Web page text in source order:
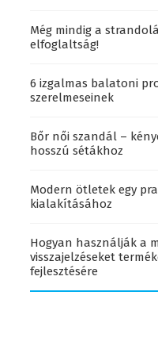
Még mindig a
elfoglaltság!
6 izgalmas balatoni
szerelmeseinek
Bőr női szandál –
hosszú sétákhoz
Modern ötletek egy
kialakításához
Hogyan használják a
visszajelzéseket
fejlesztésére